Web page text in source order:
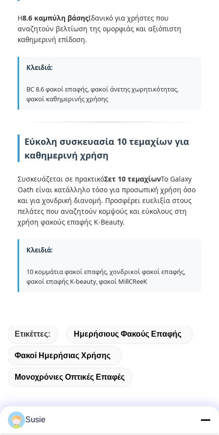
Η8.6 καμπύλη βάσηςΙδανικό για χρήστες που
αναζητούν βελτίωση της ομορφιάς και αξιόπιστη
καθημερινή επίδοση.
Κλειδιά:
BC 8.6 φακοί επαφής, φακοί άνετης χωρητικότητας,
φακοί καθημερινής χρήσης
Εύκολη συσκευασία 10 τεμαχίων για
καθημερινή χρήση
Συσκευάζεται σε πρακτικόΣετ 10 τεμαχίωνΤο Galaxy
Oath είναι κατάλληλο τόσο για προσωπική χρήση όσο
και για χονδρική διανομή. Προσφέρει ευελιξία στους
πελάτες που αναζητούν κομψούς και εύκολους στη
χρήση φακούς επαφής K-Beauty.
Κλειδιά:
10 κομμάτια φακοί επαφής, χονδρικοί φακοί επαφής,
φακοί επαφής K-beauty, φακοί MillCReeK
Ετικέττες: Ημερήσιους Φακούς Επαφής
Φακοί Ημερήσιας Χρήσης
Μονοχρόνιες Οπτικές Επαφές
Susie